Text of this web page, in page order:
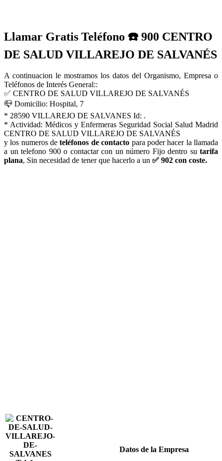
Llamar Gratis Teléfono ☎️ 900 CENTRO
DE SALUD VILLAREJO DE SALVANÉS
A continuacion le mostramos los datos del Organismo, Empresa o
Teléfonos de Interés General::
✅ CENTRO DE SALUD VILLAREJO DE SALVANÉS
📪 Domicilio: Hospital, 7
* 28590 VILLAREJO DE SALVANES Id: .
* Actividad: Médicos y Enfermeras Seguridad Social Salud Madrid
CENTRO DE SALUD VILLAREJO DE SALVANÉS
y los numeros deteléfonos de contacto para poder hacer la llamada
a un telefono 900 o contactar con un número Fijo dentro su tarifa
plana, Sin necesidad de tener que hacerlo a un ✅ 902 con coste.
Datos de la Empresa